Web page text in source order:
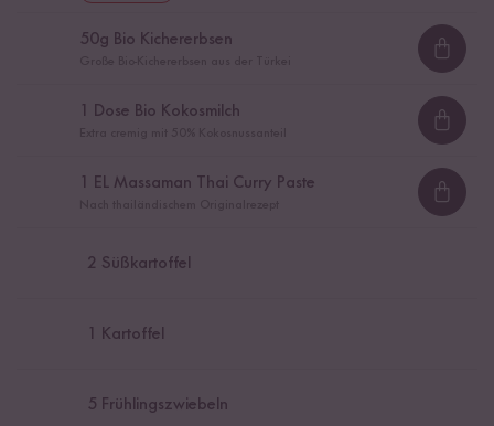
50g Bio Kichererbsen
Dose Bio Kokosmilch
EL Massaman Thai Curry Paste
2 Süßkartoffel
1 Kartoffel
5 Frühlingszwiebeln